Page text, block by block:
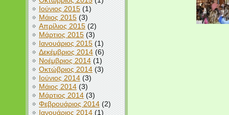
Ιούνιος 2015(1)
Μάιος 2015(3)
Απρίλιος 2015(2)
Μάρτιος 2015(3)
Ιανουάριος 2015(1)
Δεκέμβριος 2014(6)
Νοέμβριος 2014(1)
Οκτώβριος 2014(3)
Ιούνιος 2014(3)
Μάιος 2014(3)
Μάρτιος 2014(3)
Φεβρουάριος 2014(2)
Ιανουάριος 2014(1)